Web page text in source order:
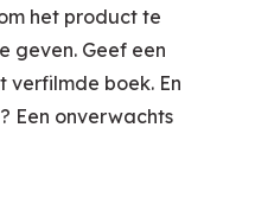
het product te
geven. Geef een
boek. En
Een onverwachts